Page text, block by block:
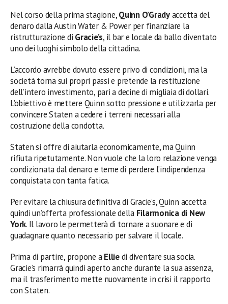
Nel corso della prima stagione,Quinn O’Gradyaccetta del
denaro dalla Austin Water & Power per finanziare la
ristrutturazione di Gracie’s, il bar e locale da ballo diventato
uno dei luoghi simbolo della cittadina.
L’accordo avrebbe dovuto essere privo di condizioni, ma la
società torna sui propri passi e pretende la restituzione
dell’intero investimento, pari a decine di migliaia di dollari.
L’obiettivo è mettere Quinn sotto pressione e utilizzarla per
convincere Staten a cedere i terreni necessari alla
costruzione della condotta.
Staten si offre di aiutarla economicamente, ma Quinn
rifiuta ripetutamente. Non vuole che la loro relazione venga
condizionata dal denaro e teme di perdere l’indipendenza
conquistata con tanta fatica.
Per evitare la chiusura definitiva di Gracie’s, Quinn accetta
quindi un’offerta professionale della Filarmonica di New
York. Il lavoro le permetterà di tornare a suonare e di
guadagnare quanto necessario per salvare il locale.
Prima di partire, propone aElliedi diventare sua socia.
Gracie’s rimarrà quindi aperto anche durante la sua assenza,
ma il trasferimento mette nuovamente in crisi il rapporto
con Staten.